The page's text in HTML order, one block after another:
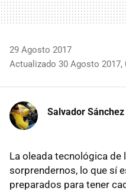
29 Agosto 2017
Actualizado 30 Agosto 2017,
Salvador Sánchez
La oleada tecnológica
sorprendernos, lo que sí
preparados para tener